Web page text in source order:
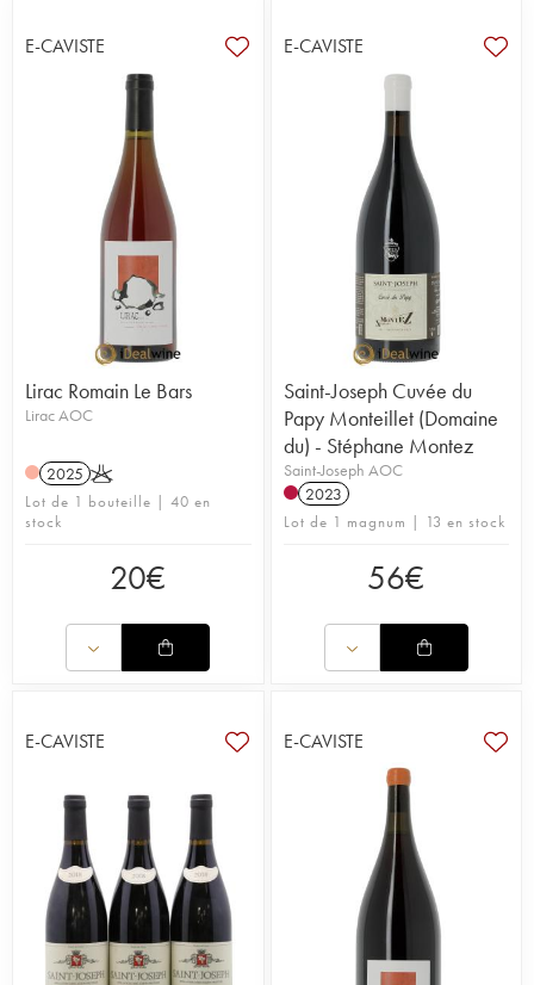
E-CAVISTE
Lirac Romain Le Bars
Lirac AOC
2025 K
Lot de 1 bouteille | 40 en
stock
20€
E-CAVISTE
Saint-Joseph Cuvée du
Papy Monteillet (Domaine
du) - Stéphane Montez
Saint-Joseph AOC
2023
Lot de 1 magnum | 13 en stock
56€
E-CAVISTE E-CAVISTE